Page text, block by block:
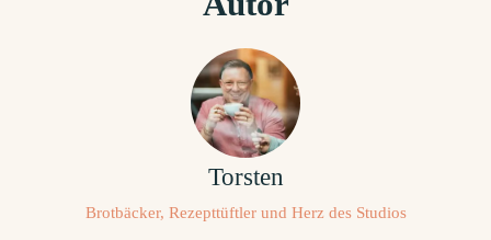
Torsten
Brotbäcker, Rezepttüftler und Herz des Studios